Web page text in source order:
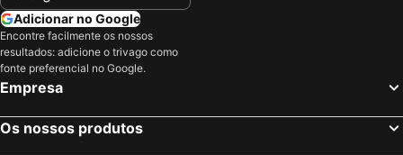
Claudelands Arena
Waikato Stadium
Te Rapa
Hamilton Zoo
Otumoetai
Lilliput Farm Fun & Animal Park
Mt Smart Stadium
Adicionar no Google
Encontre facilmente os nossos
resultados: adicione o trivago como
fonte preferencial no Google.
Empresa
Os nossos produtos